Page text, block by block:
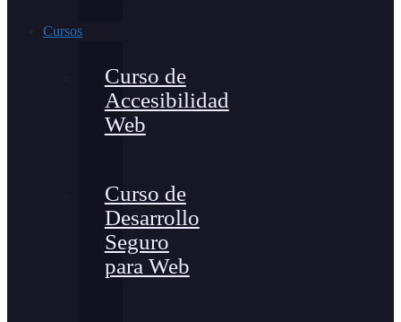
Cursos
Curso de
Accesibilidad
Web
Curso de
Desarrollo
Seguro
para Web